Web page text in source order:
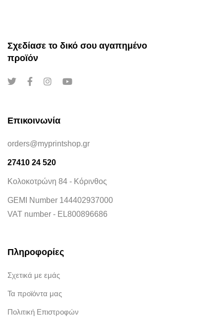
Σχεδίασε το δικό σου αγαπημένο
προϊόν
Επικοινωνία
orders@myprintshop.gr
27410 24 520
Κολοκοτρώνη 84 - Κόρινθος
GEMI Number 144402937000
VAT number - EL800896686
Πληροφορίες
Σχετικά με εμάς
Τα προϊόντα μας
Πολιτική Επιστροφών